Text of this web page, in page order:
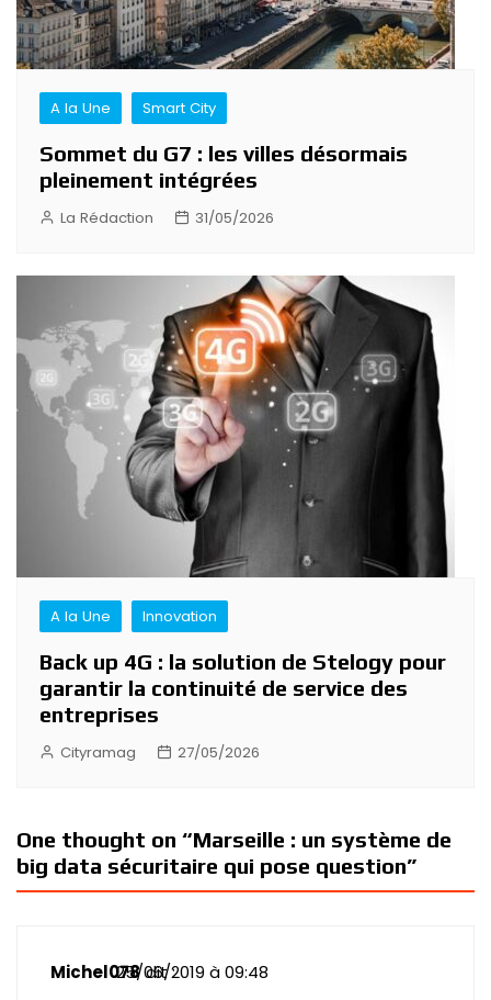
A la Une Smart City
Sommet du G7 : les villes désormais
pleinement intégrées
La Rédaction 31/05/2026
A la Une Innovation
Back up 4G : la solution de Stelogy pour
garantir la continuité de service des
entreprises
Cityramag 27/05/2026
One thought on “Marseille : un système de
big data sécuritaire qui pose question”
Michel078 dit :
25/06/2019 à 09:48